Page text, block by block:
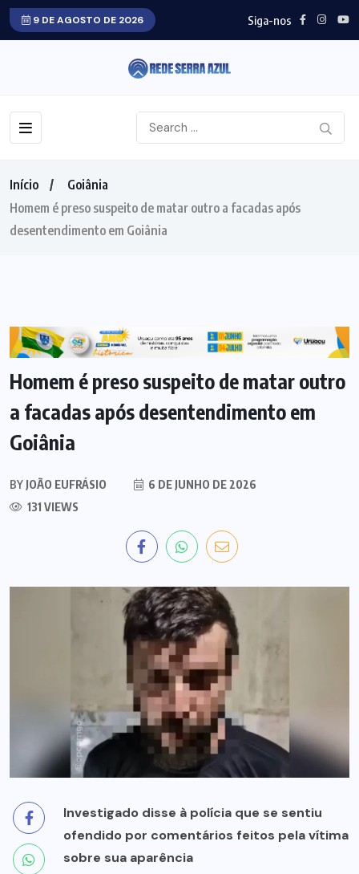
9 DE AGOSTO DE 2026 Siga-nos
Início
Goiânia
Homem é preso suspeito de matar outro a facadas após
desentendimento em Goiânia
GOIÂNIA
Homem é preso suspeito de matar outro
a facadas após desentendimento em
Goiânia
BY JOÃO EUFRÁSIO
6 DE JUNHO DE 2026
131 VIEWS
Investigado disse à polícia que se sentiu
ofendido por comentários feitos pela vítima
sobre sua aparência